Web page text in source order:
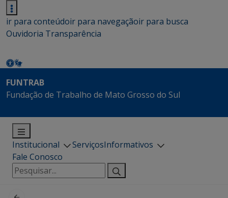
ir para conteúdoir para navegaçãoir para busca
Ouvidoria Transparência
FUNTRAB
Fundação de Trabalho de Mato Grosso do Sul
Institucional ServiçosInformativos
Fale Conosco
Pesquisar
por: